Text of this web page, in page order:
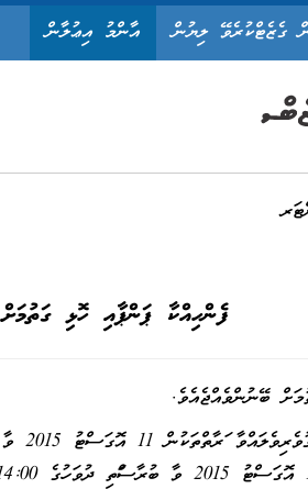
ގެޒެޓްކުރެވޭ ލިޔުން އާންމު އިޢުލާން
ފެންހިއްކާ ޕަންޕާއި ހޮޅި ގަތުމަށް
ބޭނުންވެއްޖެއެވެ.